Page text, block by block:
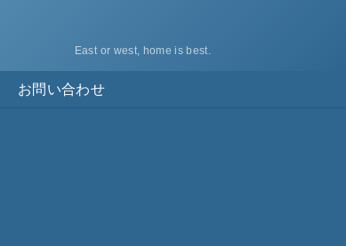
East or west, home is best.
お問い合わせ